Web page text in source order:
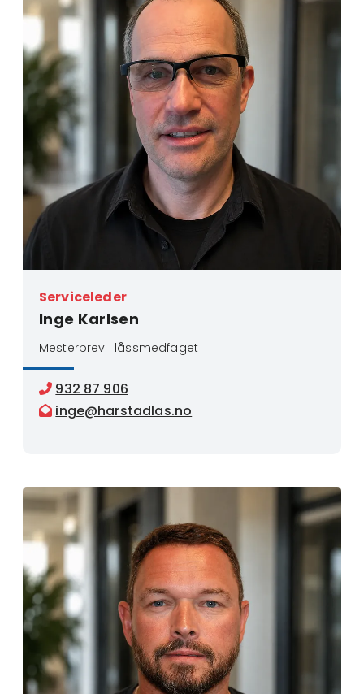
Serviceleder
Inge Karlsen
Mesterbrev i låssmedfaget
 932 87 906
 inge@harstadlas.no